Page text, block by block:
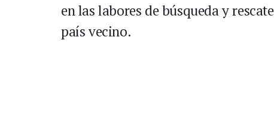
en las labores de búsqueda y
país vecino.